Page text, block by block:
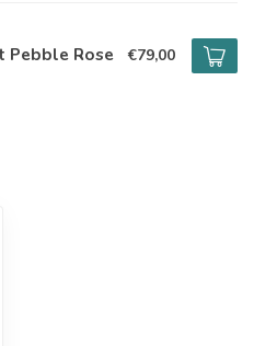
Pebble Rose €79,00